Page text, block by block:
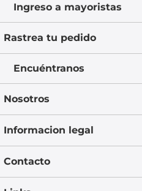
Ingreso a mayoristas
Rastrea tu pedido
Encuéntranos
Nosotros
Informacion legal
Contacto